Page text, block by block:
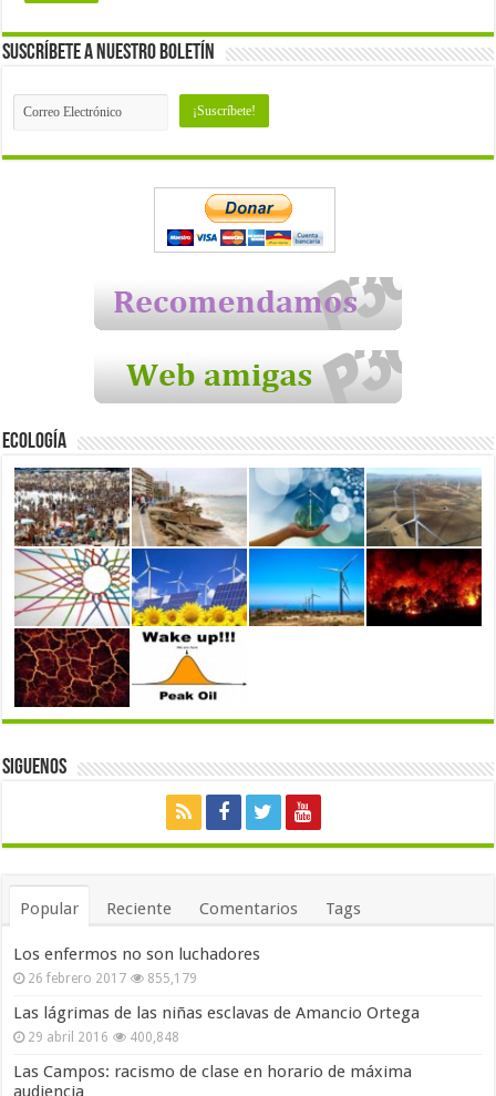
Suscríbete a nuestro Boletín
Ecología
Siguenos
Popular Reciente Comentarios Tags
Los enfermos no son luchadores
26 febrero 2017 855,179
Las lágrimas de las niñas esclavas de Amancio Ortega
29 abril 2016 400,848
Las Campos: racismo de clase en horario de máxima
audiencia